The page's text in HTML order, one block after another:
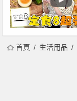
首頁 生活用品